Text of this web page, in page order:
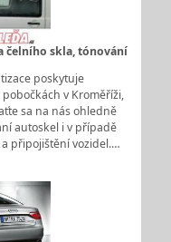
čelního skla, tónování
poskytuje
v Kroměříži,
sa na nás ohledně
autoskel i v případě
připojištění vozidel.…